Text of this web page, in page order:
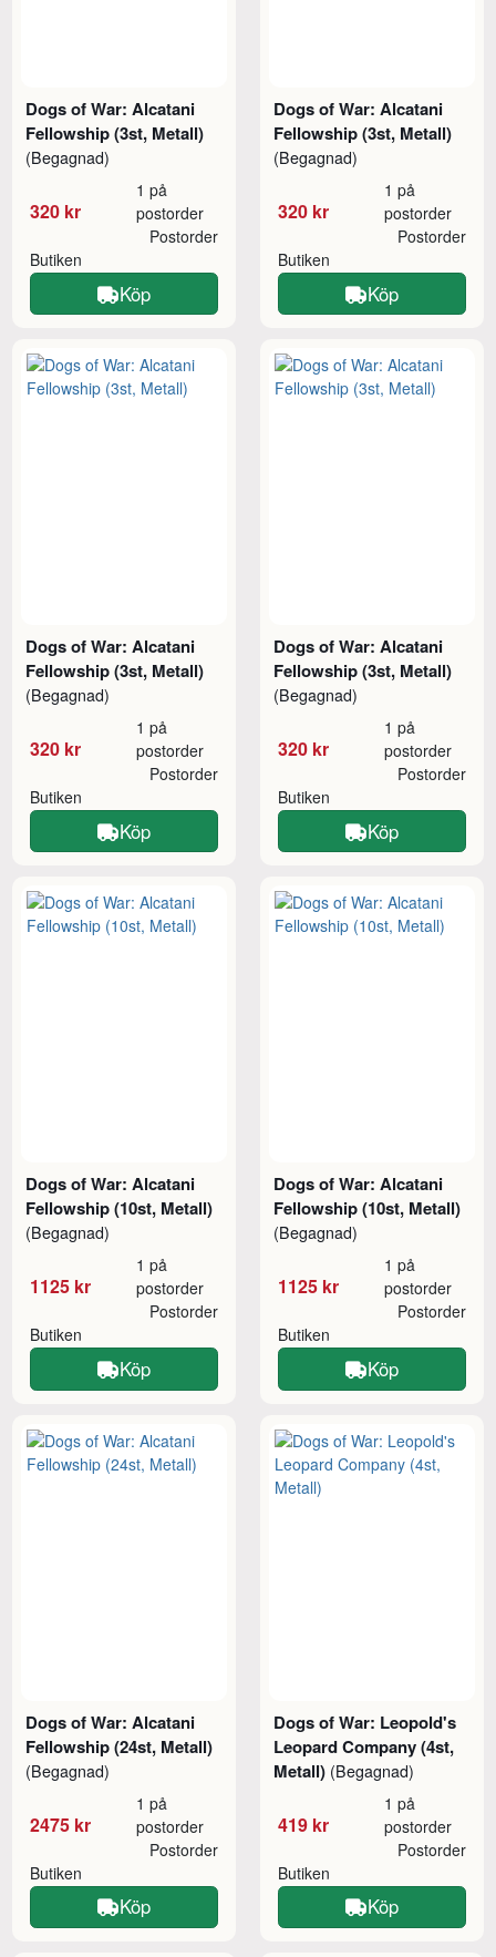
Dogs of War: Alcatani
Fellowship (3st, Metall)
(Begagnad)
320 kr
1 på
postorder
Butiken
Postorder
Köp
Dogs of War: Alcatani
Fellowship (3st, Metall)
(Begagnad)
320 kr
1 på
postorder
Butiken
Postorder
Köp
Dogs of War: Alcatani
Fellowship (3st, Metall)
(Begagnad)
320 kr
1 på
postorder
Butiken
Postorder
Köp
Dogs of War: Alcatani
Fellowship (3st, Metall)
(Begagnad)
320 kr
1 på
postorder
Butiken
Postorder
Köp
Dogs of War: Alcatani
Fellowship (10st, Metall)
(Begagnad)
1125 kr
1 på
postorder
Butiken
Postorder
Köp
Dogs of War: Alcatani
Fellowship (10st, Metall)
(Begagnad)
1125 kr
1 på
postorder
Butiken
Postorder
Köp
Dogs of War: Alcatani
Fellowship (24st, Metall)
(Begagnad)
2475 kr
1 på
postorder
Butiken
Postorder
Köp
Dogs of War: Leopold's
Leopard Company (4st,
Metall) (Begagnad)
419 kr
1 på
postorder
Butiken
Postorder
Köp